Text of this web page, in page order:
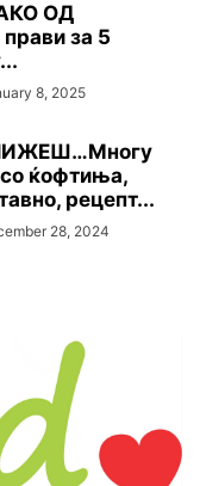
ОД
за 5
8, 2025
ќофтиња,
рецепт...
28, 2024